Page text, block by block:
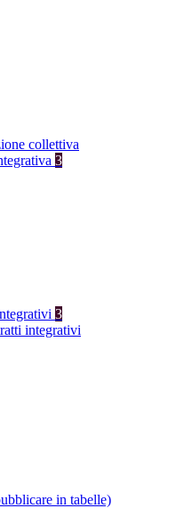
collettiva
3
3
integrativi
in tabelle)